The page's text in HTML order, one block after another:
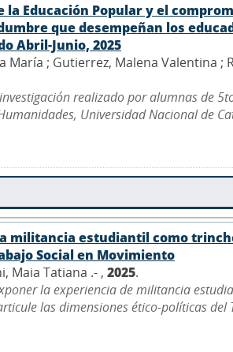
Educación Popular y el
que desempeñan los
Abril-Junio, 2025
María ; Gutierrez, Malena Valentina ;
realizado por alumnas de
Universidad Nacional de
militancia estudiantil como
Social en Movimiento
Maia Tatiana .- , 2025.
la experiencia de militancia
las dimensiones ético-políticas